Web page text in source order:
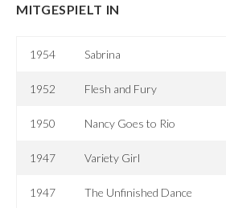
MITGESPIELT IN
1954 Sabrina
1952 Flesh and Fury
1950 Nancy Goes to Rio
1947 Variety Girl
1947 The Unfinished Dance